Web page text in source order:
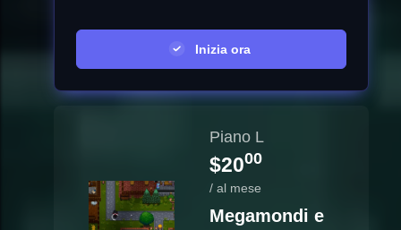
Inizia ora
Piano L
$2000
/ al mese
Megamondi e